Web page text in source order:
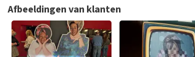
weken duren voordat een review wordt geplaatst.
Afbeeldingen van klanten